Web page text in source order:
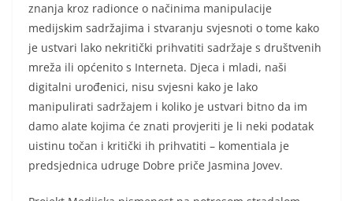
znanja kroz radionce o načinima manipulacije
medijskim sadržajima i stvaranju svjesnoti o tome kako
je ustvari lako nekritički prihvatiti sadržaje s društvenih
mreža ili općenito s Interneta. Djeca i mladi, naši
digitalni urođenici, nisu svjesni kako je lako
manipulirati sadržajem i koliko je ustvari bitno da im
damo alate kojima će znati provjeriti je li neki podatak
uistinu točan i kritički ih prihvatiti – komentiala je
predsjednica udruge Dobre priče Jasmina Jovev.